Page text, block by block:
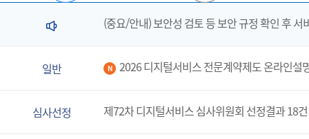
(중요/안내) 보안성 검토 등 보안 규정 확인 후 서
일반 N 2026 디지털서비스 전문계약제도 온라인설
심사선정 제72차 디지털서비스 심사위원회 선정결과 18건